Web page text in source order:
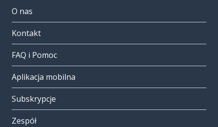
O nas
Kontakt
FAQ i Pomoc
Aplikacja mobilna
Subskrypcje
Zespół